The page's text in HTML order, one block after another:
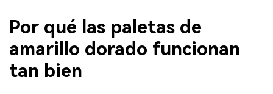
Por qué las paletas de
amarillo dorado funcionan
tan bien